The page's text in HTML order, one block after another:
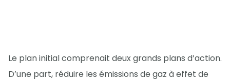
Le plan initial comprenait deux grands plans d’action.
D’une part, réduire les émissions de gaz à effet de